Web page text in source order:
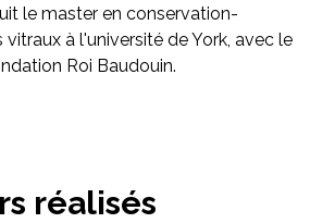
le master en conservation-
à l'université de York, avec le
Roi Baudouin.
réalisés